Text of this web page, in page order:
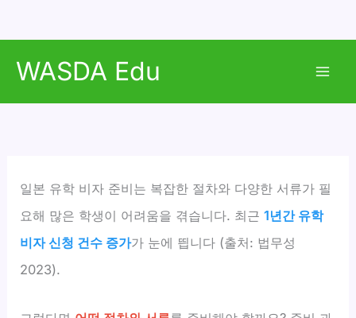
WASDA Edu
일본 유학 비자 준비는 복잡한 절차와 다양한 서류가 필
요해 많은 학생이 어려움을 겪습니다. 최근1년간 유학
비자 신청 건수 증가가 눈에 띕니다 (출처: 법무성
2023).